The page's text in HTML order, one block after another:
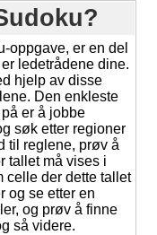
oppgave, er en del
ledetrådene dine.
hjelp av disse
Den enkleste
er å jobbe
søk etter regioner
til reglene, prøv å
tallet må vises i
celle der dette tallet
og se etter en
og prøv å finne
så videre.